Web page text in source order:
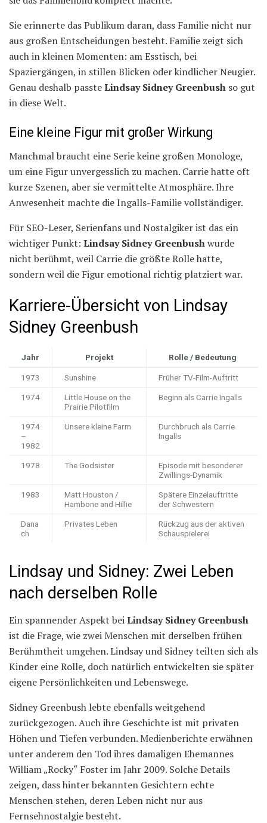
Sie erinnerte das Publikum daran, dass Familie nicht nur
aus großen Entscheidungen besteht. Familie zeigt sich
auch in kleinen Momenten: am Esstisch, bei
Spaziergängen, in stillen Blicken oder kindlicher Neugier.
Genau deshalb passteLindsay Sidney Greenbush so gut
in diese Welt.
Eine kleine Figur mit großer Wirkung
Manchmal braucht eine Serie keine großen Monologe,
um eine Figur unvergesslich zu machen. Carrie hatte oft
kurze Szenen, aber sie vermittelte Atmosphäre. Ihre
Anwesenheit machte die Ingalls-Familie vollständiger.
Für SEO-Leser, Serienfans und Nostalgiker ist das ein
wichtiger Punkt: Lindsay Sidney Greenbushwurde
nicht berühmt, weil Carrie die größte Rolle hatte,
sondern weil die Figur emotional richtig platziert war.
Karriere-Übersicht von Lindsay
Sidney Greenbush
Jahr Projekt Rolle / Bedeutung
1973 Sunshine Früher TV-Film-Auftritt
1974
Little House on the
Prairie Pilotfilm
Beginn als Carrie Ingalls
1974
–
1982
Unsere kleine Farm
Durchbruch als Carrie
Ingalls
1978 The Godsister
Episode mit besonderer
Zwillings-Dynamik
1983
Matt Houston /
Hambone and Hillie
Spätere Einzelauftritte
der Schwestern
Dana
ch
Privates Leben
Rückzug aus der aktiven
Schauspielerei
Lindsay und Sidney: Zwei Leben
nach derselben Rolle
Ein spannender Aspekt beiLindsay Sidney Greenbush
ist die Frage, wie zwei Menschen mit derselben frühen
Berühmtheit umgehen. Lindsay und Sidney teilten sich als
Kinder eine Rolle, doch natürlich entwickelten sie später
eigene Persönlichkeiten und Lebenswege.
Sidney Greenbush lebte ebenfalls weitgehend
zurückgezogen. Auch ihre Geschichte ist mit privaten
Höhen und Tiefen verbunden. Medienberichte erwähnen
unter anderem den Tod ihres damaligen Ehemannes
William „Rocky“ Foster im Jahr 2009. Solche Details
zeigen, dass hinter bekannten Gesichtern echte
Menschen stehen, deren Leben nicht nur aus
Fernsehnostalgie besteht.